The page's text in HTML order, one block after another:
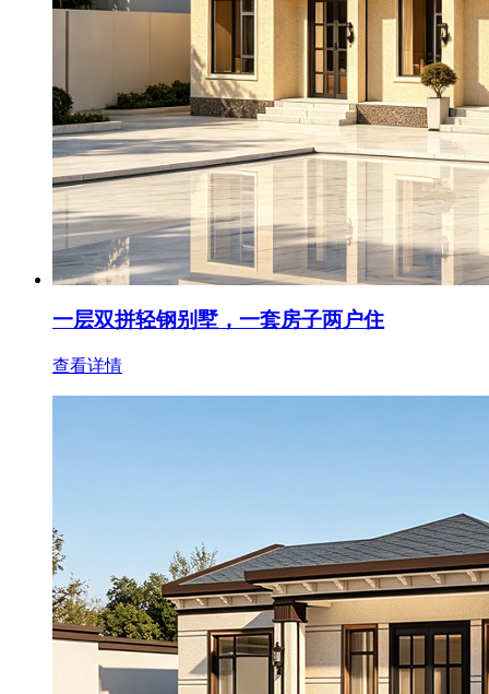
一层双拼轻钢别墅，一套房子两户住
查看详情